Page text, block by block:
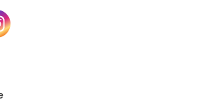
sich in einem neuen Tab)